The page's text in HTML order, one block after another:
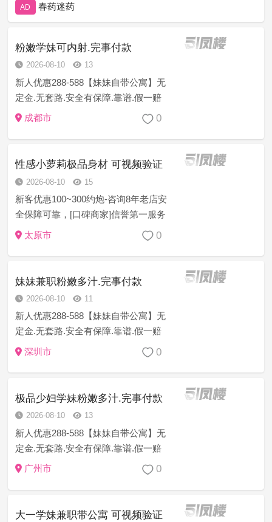
AD 春药迷药
粉嫩学妹可内射.完事付款
2026-08-10 13
新人优惠288-588【妹妹自带公寓】无
定金.无套路.安全有保障.靠谱.假一赔
三.诚信服务.如有对客户欺诈行为或者
偿退款诚信服务好，均为...
成都市 0
性感小萝莉极品身材 可视频验证
2026-08-10 15
新客优惠100~300约炮-咨询8年老店安
全保障可靠，[口碑商家]信誉第一服务
至上安全保密任何意见建议或者技师
萝莉空姐等资源充足 诚...
太原市 0
妹妹兼职粉嫩多汁.完事付款
2026-08-10 11
新人优惠288-588【妹妹自带公寓】无
定金.无套路.安全有保障.靠谱.假一赔
三.诚信服务.如有对客户欺诈行为或者
偿退款诚信服务好，均为...
深圳市 0
极品少妇学妹粉嫩多汁.完事付款
2026-08-10 13
新人优惠288-588【妹妹自带公寓】无
定金.无套路.安全有保障.靠谱.假一赔
三.诚信服务.如有对客户欺诈行为或者
偿退款诚信服务好，均为...
广州市 0
大一学妹兼职带公寓 可视频验证